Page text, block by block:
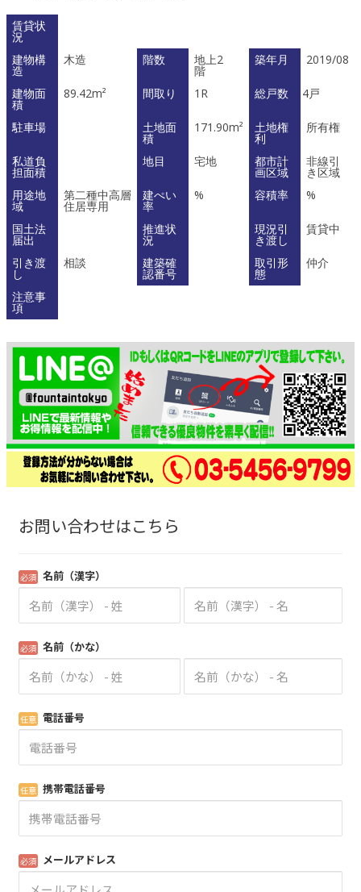
賃貸状
況
建物構
造
木造 階数 地上2
階
築年月 2019/08
建物面
積
89.42m² 間取り 1R 総戸数 4戸
駐車場 土地面
積
171.90m² 土地権
利
所有権
私道負
担面積
地目 宅地 都市計
画区域
非線引
き区域
用途地
域
第二種中高層
住居専用
建ぺい
率
% 容積率 %
国土法
届出
推進状
況
現況引
き渡し
賃貸中
引き渡
し
相談 建築確
認番号
取引形
態
仲介
注意事
項